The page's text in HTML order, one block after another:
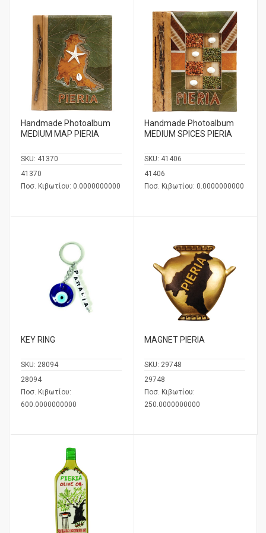
Handmade Photoalbum
MEDIUM MAP PIERIA
SKU: 41370
41370
Ποσ. Κιβωτίου: 0.0000000000
Handmade Photoalbum
MEDIUM SPICES PIERIA
SKU: 41406
41406
Ποσ. Κιβωτίου: 0.0000000000
KEY RING
SKU: 28094
28094
Ποσ. Κιβωτίου:
600.0000000000
MAGNET PIERIA
SKU: 29748
29748
Ποσ. Κιβωτίου:
250.0000000000